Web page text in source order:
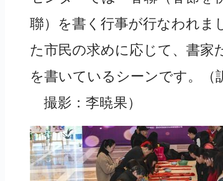
聯）を書く行事が行なわれま
た市民の求めに応じて、書家
を書いているシーンです。（
撮影：李暁果）